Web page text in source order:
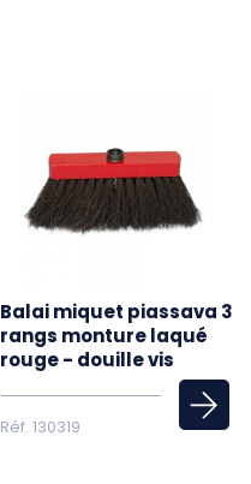
Balai miquet piassava 3
rangs monture laqué
rouge - douille vis
Réf. 130319